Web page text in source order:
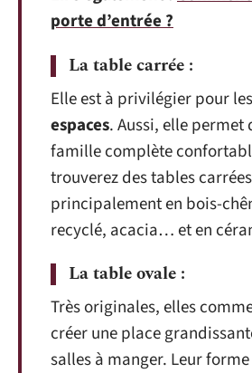
porte d’entrée ?
La table carrée :
Elle est à privilégier pour les
espaces. Aussi, elle permet
famille complète
trouverez des tables carrées
principalement en bois-
recyclé, acacia… et en
La table ovale :
Très originales, elles
créer une place
salles à manger. Leur